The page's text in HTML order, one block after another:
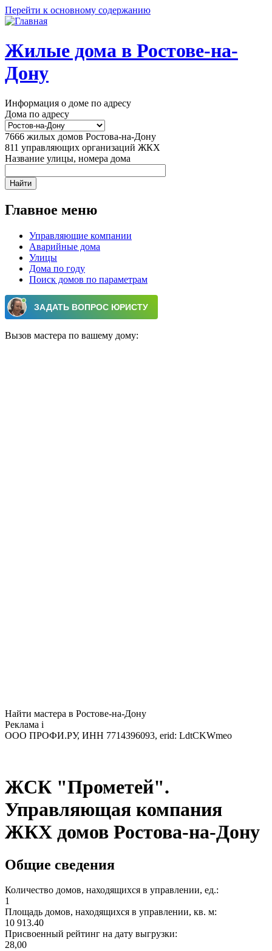
Перейти к основному содержанию
Жилые дома в Ростове-на-
Дону
Информация о доме по адресу
Дома по адресу
7666 жилых домов Ростова-на-Дону
811 управляющих организаций ЖКХ
Название улицы, номера дома
Главное меню
Управляющие компании
Аварийные дома
Улицы
Дома по году
Поиск домов по параметрам
Вызов мастера по вашему дому:
Найти мастера в Ростове-на-Дону
Реклама i
ООО ПРОФИ.РУ, ИНН 7714396093, erid: LdtCKWmeo
ЖСК "Прометей".
Управляющая компания
ЖКХ домов Ростова-на-Дону
Общие сведения
Количество домов, находящихся в управлении, ед.:
1
Площадь домов, находящихся в управлении, кв. м:
10 913.40
Присвоенный рейтинг на дату выгрузки:
28,00